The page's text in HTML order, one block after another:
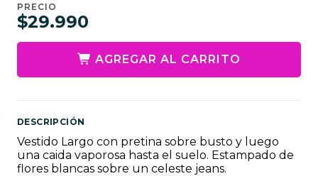
PRECIO
$29.990
AGREGAR AL CARRITO
DESCRIPCIÓN
Vestido Largo con pretina sobre busto y luego
una caida vaporosa hasta el suelo. Estampado de
flores blancas sobre un celeste jeans.